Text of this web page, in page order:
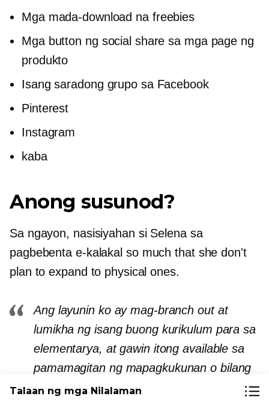
Mga mada-download na freebies
Mga button ng social share sa mga page ng
produkto
Isang saradong grupo sa Facebook
Pinterest
Instagram
kaba
Anong susunod?
Sa ngayon, nasisiyahan si Selena sa
pagbebenta e-kalakal so much that she don't
plan to expand to physical ones.
Ang layunin ko ay mag-branch out at
lumikha ng isang buong kurikulum para sa
elementarya, at gawin itong available sa
pamamagitan ng mapagkukunan o bilang
isang kumpletong bundle.
Talaan ng mga Nilalaman